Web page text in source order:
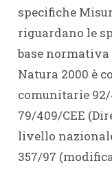
specifiche
riguardano le
base normativa
Natura 2000 è
comunitarie
79/409/CEE
livello
357/97